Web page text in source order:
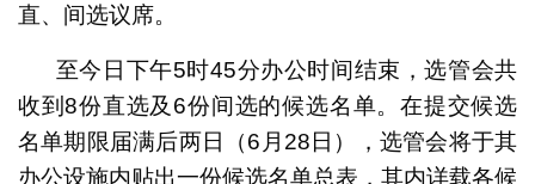
直、间选议席。
至今日下午5时45分办公时间结束，选管会共
收到8份直选及6份间选的候选名单。在提交候选
名单期限届满后两日（6月28日），选管会将于其
办公设施内贴出一份候选名单总表，其内详载各候